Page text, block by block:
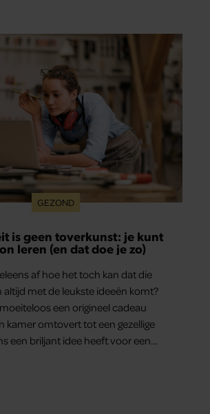
GEZOND
is geen toverkunst: je kunt
leren (en dat doe je zo)
af hoe het toch kan dat die
altijd met de leukste ideeën komt?
een origineel cadeau
kamer omtovert tot een gezellige
een briljant idee heeft voor een